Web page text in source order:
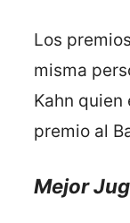
Los
misma
Kahn
premio al
Mejor